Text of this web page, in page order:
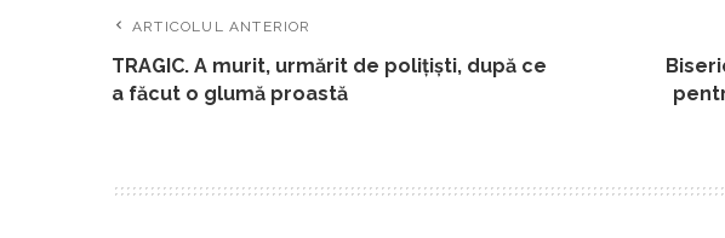
ARTICOLUL ANTERIOR
TRAGIC. A murit, urmărit de polițiști, după ce
a făcut o glumă proastă